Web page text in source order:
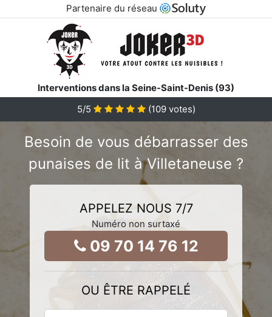
Partenaire du réseau
Interventions dans la Seine-Saint-Denis (93)
5/5 (109votes)
Besoin de vous débarrasser des
punaises de lit à Villetaneuse ?
APPELEZ NOUS 7/7
Numéro non surtaxé
09 70 14 76 12
OU ÊTRE RAPPELÉ